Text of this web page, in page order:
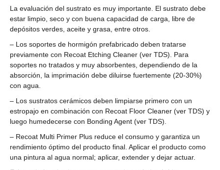
La evaluación del sustrato es muy importante. El sustrato debe
estar limpio, seco y con buena capacidad de carga, libre de
depósitos verdes, aceite y grasa, entre otros.
– Los soportes de hormigón prefabricado deben tratarse
previamente con Recoat Etching Cleaner (ver TDS). Para
soportes no tratados y muy absorbentes, dependiendo de la
absorción, la imprimación debe diluirse fuertemente (20-30%)
con agua.
– Los sustratos cerámicos deben limpiarse primero con un
estropajo en combinación con Recoat Floor Cleaner (ver TDS) y
luego humedecerse con Bonding Agent (ver TDS).
– Recoat Multi Primer Plus reduce el consumo y garantiza un
rendimiento óptimo del producto final. Aplicar el producto como
una pintura al agua normal; aplicar, extender y dejar actuar.